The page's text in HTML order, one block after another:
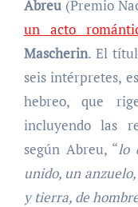
Abreu(Premio
un acto
Mascherin. El
seis intérpretes,
hebreo, que
incluyendo las
según Abreu, “lo
unido, un
y tierra, de